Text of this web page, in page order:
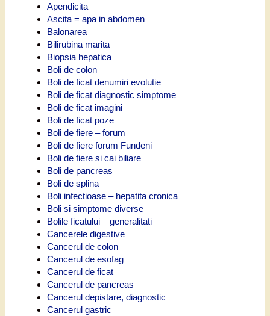
Apendicita
Ascita = apa in abdomen
Balonarea
Bilirubina marita
Biopsia hepatica
Boli de colon
Boli de ficat denumiri evolutie
Boli de ficat diagnostic simptome
Boli de ficat imagini
Boli de ficat poze
Boli de fiere – forum
Boli de fiere forum Fundeni
Boli de fiere si cai biliare
Boli de pancreas
Boli de splina
Boli infectioase – hepatita cronica
Boli si simptome diverse
Bolile ficatului – generalitati
Cancerele digestive
Cancerul de colon
Cancerul de esofag
Cancerul de ficat
Cancerul de pancreas
Cancerul depistare, diagnostic
Cancerul gastric